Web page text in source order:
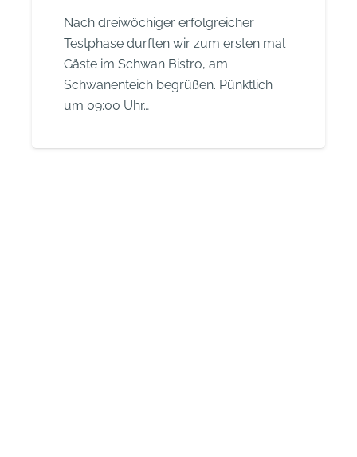
Nach dreiwöchiger erfolgreicher
Testphase durften wir zum ersten mal
Gäste im Schwan Bistro, am
Schwanenteich begrüßen. Pünktlich
um 09:00 Uhr…